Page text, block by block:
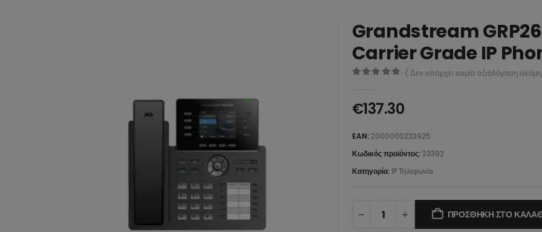
Grandstream
Carrier Grade IP
( Δεν υπάρχει καμία αξιολόγηση
€137.30
EAN: 2000000233925
Κωδικός προϊόντος: 23392
Κατηγορία: IP Τηλεφωνία
ΠΡΟΣΘΉΚΗ ΣΤΟ